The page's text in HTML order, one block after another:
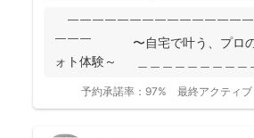
￣￣￣￣￣￣￣￣￣￣￣￣￣￣
￣￣￣ 〜自宅で叶う、プロの
ォト体験～ ＿＿＿＿＿＿＿＿＿
予約承諾率： 97% 最終アクティブ